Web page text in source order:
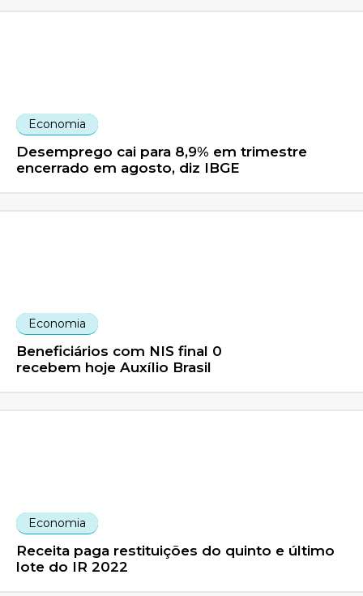
Economia
Desemprego cai para 8,9% em trimestre
encerrado em agosto, diz IBGE
Economia
Beneficiários com NIS final 0
recebem hoje Auxílio Brasil
Economia
Receita paga restituições do quinto e último
lote do IR 2022